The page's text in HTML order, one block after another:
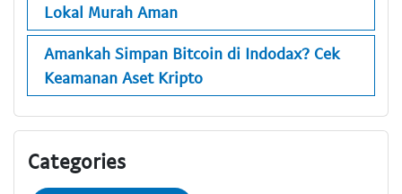
Lokal Murah Aman
Amankah Simpan Bitcoin di Indodax? Cek
Keamanan Aset Kripto
Categories